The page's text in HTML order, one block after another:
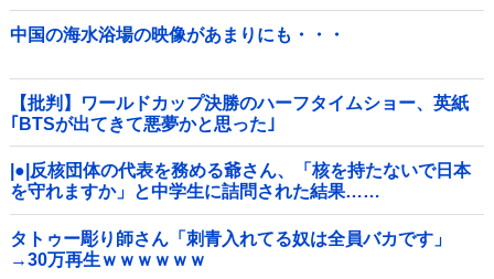
中国の海水浴場の映像があまりにも・・・
【批判】ワールドカップ決勝のハーフタイムショー、英紙
｢BTSが出てきて悪夢かと思った｣
|●|反核団体の代表を務める爺さん、「核を持たないで日本
を守れますか」と中学生に詰問された結果……
タトゥー彫り師さん「刺青入れてる奴は全員バカです」
→30万再生ｗｗｗｗｗｗ